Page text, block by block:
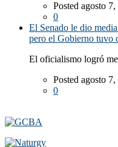
Posted agosto
0
El Senado le dio
pero el Gobierno tuvo
El oficialismo logró
Posted agosto
0